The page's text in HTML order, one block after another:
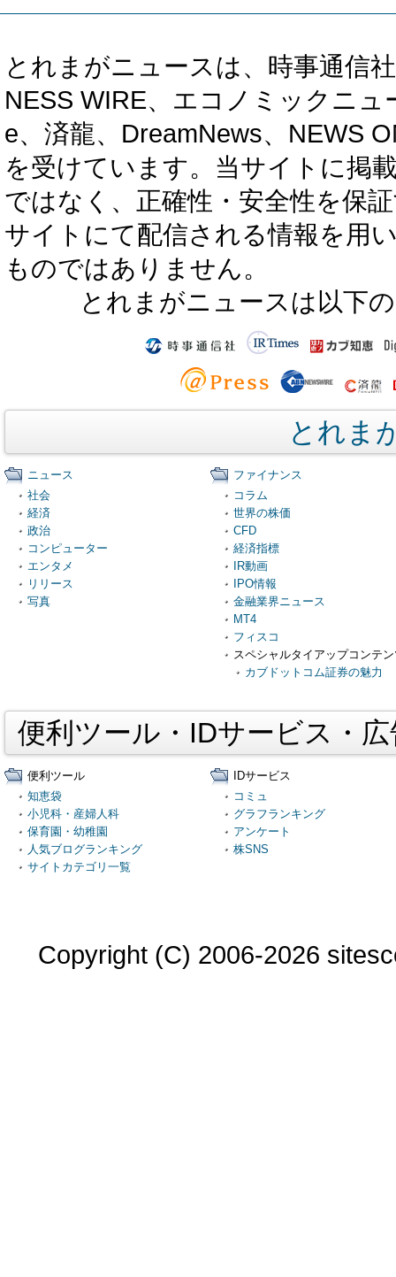
とれまがニュースは、時事通信
NESS WIRE、エコノミックニ
e、済龍、DreamNews、NEWS
を受けています。当サイトに掲
ではなく、正確性・安全性を保
サイトにて配信される情報を用
ものではありません。
とれまがニュースは以下
とれま
ニュース
社会
経済
政治
コンピューター
エンタメ
リリース
写真
ファイナンス
コラム
世界の株価
CFD
経済指標
IR動画
IPO情報
金融業界ニュース
MT4
フィスコ
スペシャルタイアップコンテ
カブドットコム証券の魅力
便利ツール・IDサービス・
便利ツール
知恵袋
小児科・産婦人科
保育園・幼稚園
人気ブログランキング
サイトカテゴリ一覧
IDサービス
コミュ
グラフランキング
アンケート
株SNS
Copyright (C) 2006-2026